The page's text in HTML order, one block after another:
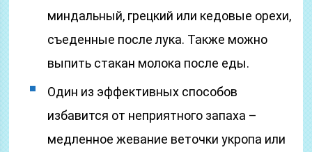
миндальный, грецкий или кедовые орехи,
съеденные после лука. Также можно
выпить стакан молока после еды.
Один из эффективных способов
избавится от неприятного запаха –
медленное жевание веточки укропа или